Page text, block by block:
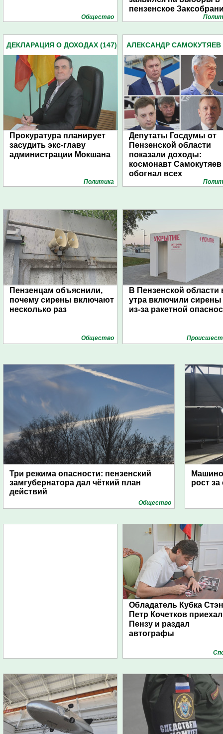
Общество
пензенское
ДЕКЛАРАЦИЯ О ДОХОДАХ (147)
Прокуратура планирует
засудить экс-главу
администрации Мокшана
Политика
АЛЕКСАНДР САМОКУТЯЕВ
Депутаты Госдумы от
Пензенской области
показали доходы:
космонавт Самокутяев
обогнал всех
Пензенцам объяснили,
почему сирены включают
несколько раз
Общество
В Пензенской области
утра включили сирены
из-за ракетной
Три режима опасности: пензенский
замгубернатора дал чёткий план
действий
Общество
рост за
Обладатель Кубка
Петр Кочетков
Пензу и раздал
автографы